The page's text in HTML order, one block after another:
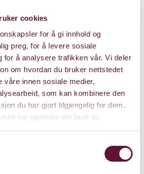
cookies
for å gi innhold og
preg, for å levere sosiale
for å analysere trafikken vår. Vi deler
om hvordan du bruker nettstedet
våre innen sosiale medier,
som kan kombinere den
du har gjort tilgjengelig for dem,
inn gjennom din bruk av
under
under Oslo
fra verk av Claude Debussy og
0 - 600